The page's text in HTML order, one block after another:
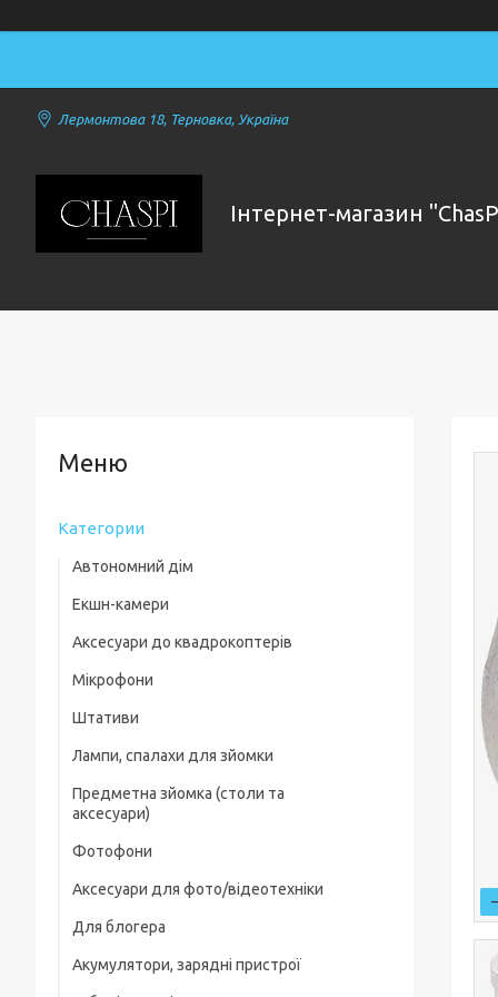
Лермонтова 18, Терновка, Україна
Інтернет-магазин
Категории
Автономний дім
Екшн-камери
Аксесуари до квадрокоптерів
Комплектуючі для квадрокоптерів
Кейси для квадрокоптерів
Фільтри, лінзи
Пропелери та захист
Зарядні пристрої
Скидання вантажу
Мікрофони
Штативи
Лампи, спалахи для зйомки
Предметна зйомка (столи та
аксесуари)
Предметні столи
Лайткуби (фотобокси)
Аксесуари для предметного знімання
Генератор дыма
Фотофони
Аксесуари для фото/відеотехніки
Фільтри, лінзи
Захисні чохли, плівки
Для блогера
Рамки, тримачі, ріги
Акумулятори, зарядні пристрої